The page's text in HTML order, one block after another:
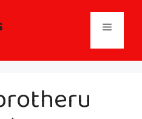
Menu